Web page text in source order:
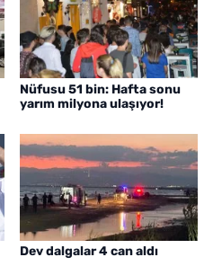
Nüfusu 51 bin: Hafta sonu
yarım milyona ulaşıyor!
Dev dalgalar 4 can aldı